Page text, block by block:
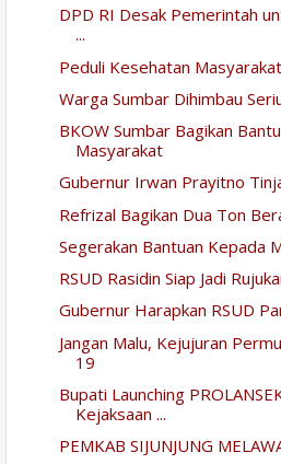
DPD RI Desak Pemerintah
...
Peduli Kesehatan
Warga Sumbar Dihimbau
BKOW Sumbar Bagikan
Masyarakat
Gubernur Irwan Prayitno
Refrizal Bagikan Dua Ton
Segerakan Bantuan Kepada
RSUD Rasidin Siap Jadi
Gubernur Harapkan RSUD
Jangan Malu, Kejujuran
19
Bupati Launching
Kejaksaan ...
PEMKAB SIJUNJUNG